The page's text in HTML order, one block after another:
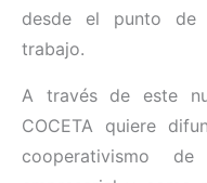
desde el punto de
trabajo.
A través de este
COCETA quiere
cooperativismo